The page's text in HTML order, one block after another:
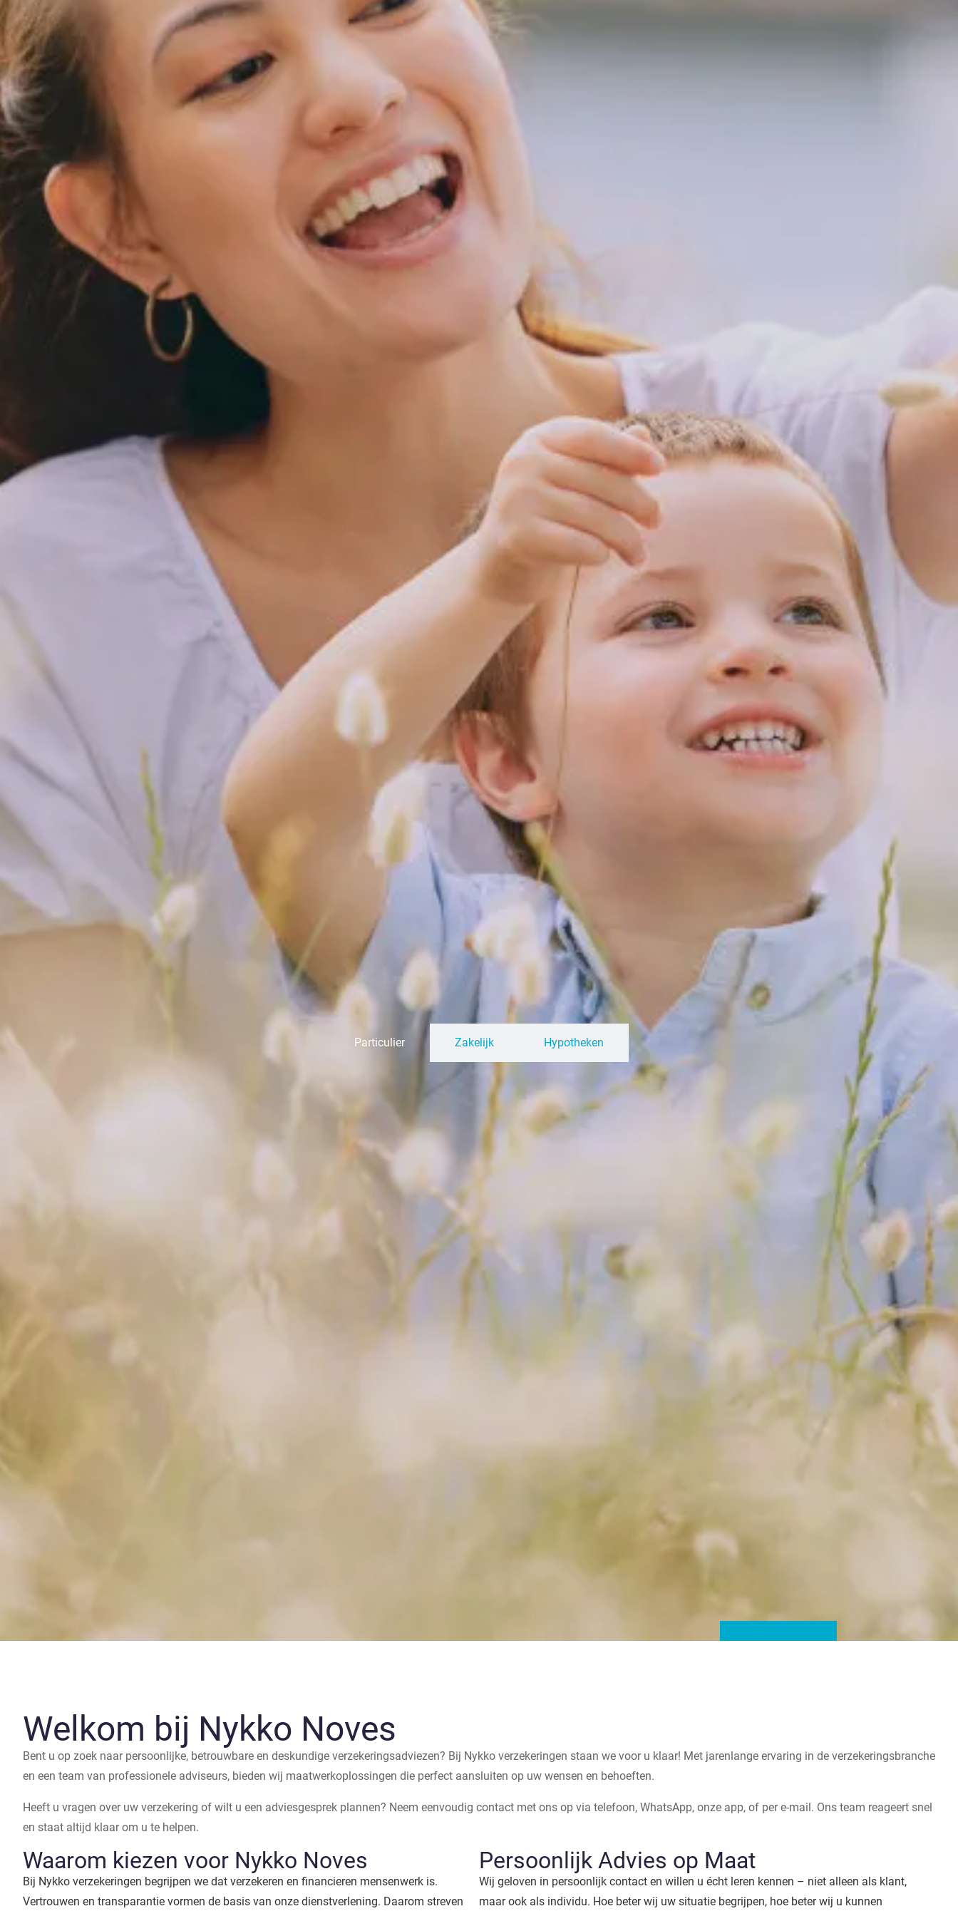
Particulier Zakelijk Hypotheken
Welkom bij Nykko Noves
Bent u op zoek naar persoonlijke, betrouwbare en deskundige verzekeringsadviezen? Bij Nykko verzekeringen staan we voor u klaar! Met jarenlange ervaring in de verzekeringsbranche
en een team van professionele adviseurs, bieden wij maatwerkoplossingen die perfect aansluiten op uw wensen en behoeften.
Heeft u vragen over uw verzekering of wilt u een adviesgesprek plannen? Neem eenvoudig contact met ons op via telefoon, WhatsApp, onze app, of per e-mail. Ons team reageert snel
en staat altijd klaar om u te helpen.
Waarom kiezen voor Nykko Noves
Bij Nykko verzekeringen begrijpen we dat verzekeren en financieren mensenwerk is.
Vertrouwen en transparantie vormen de basis van onze dienstverlening. Daarom streven
Persoonlijk Advies op Maat
Wij geloven in persoonlijk contact en willen u écht leren kennen – niet alleen als klant,
maar ook als individu. Hoe beter wij uw situatie begrijpen, hoe beter wij u kunnen